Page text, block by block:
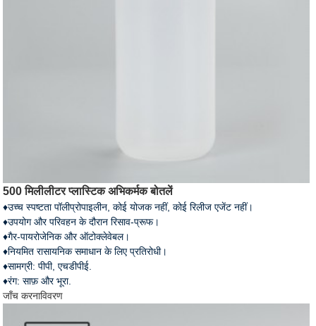
500 मिलीलीटर प्लास्टिक अभिकर्मक बोतलें
♦उच्च स्पष्टता पॉलीप्रोपाइलीन, कोई योजक नहीं, कोई रिलीज एजेंट नहीं।
♦उपयोग और परिवहन के दौरान रिसाव-प्रूफ।
♦गैर-पायरोजेनिक और ऑटोक्लेवेबल।
♦नियमित रासायनिक समाधान के लिए प्रतिरोधी।
♦सामग्री: पीपी, एचडीपीई.
♦रंग: साफ़ और भूरा.
जाँच करनाविवरण